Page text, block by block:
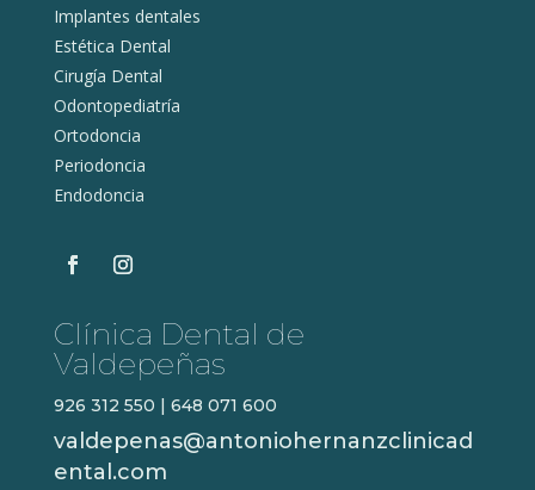
Implantes dentales
Estética Dental
Cirugía Dental
Odontopediatría
Ortodoncia
Periodoncia
Endodoncia
Clínica Dental de
Valdepeñas
926 312 550 | 648 071 600
valdepenas@antoniohernanzclinicad
ental.com